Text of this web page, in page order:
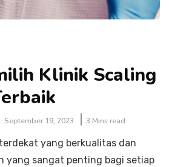
Klinik Scaling
September 19, 2023 3 Mins read
yang berkualitas dan
yang sangat penting bagi setiap